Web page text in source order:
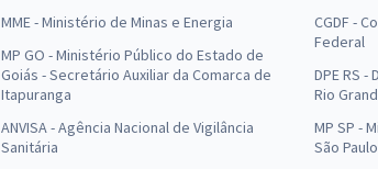
MME - Ministério de Minas e Energia
MP GO - Ministério Público do Estado de
Goiás - Secretário Auxiliar da Comarca de
Itapuranga
ANVISA - Agência Nacional de Vigilância
Sanitária
CGDF -
Federal
DPE RS
Rio
MP SP -
São Paulo